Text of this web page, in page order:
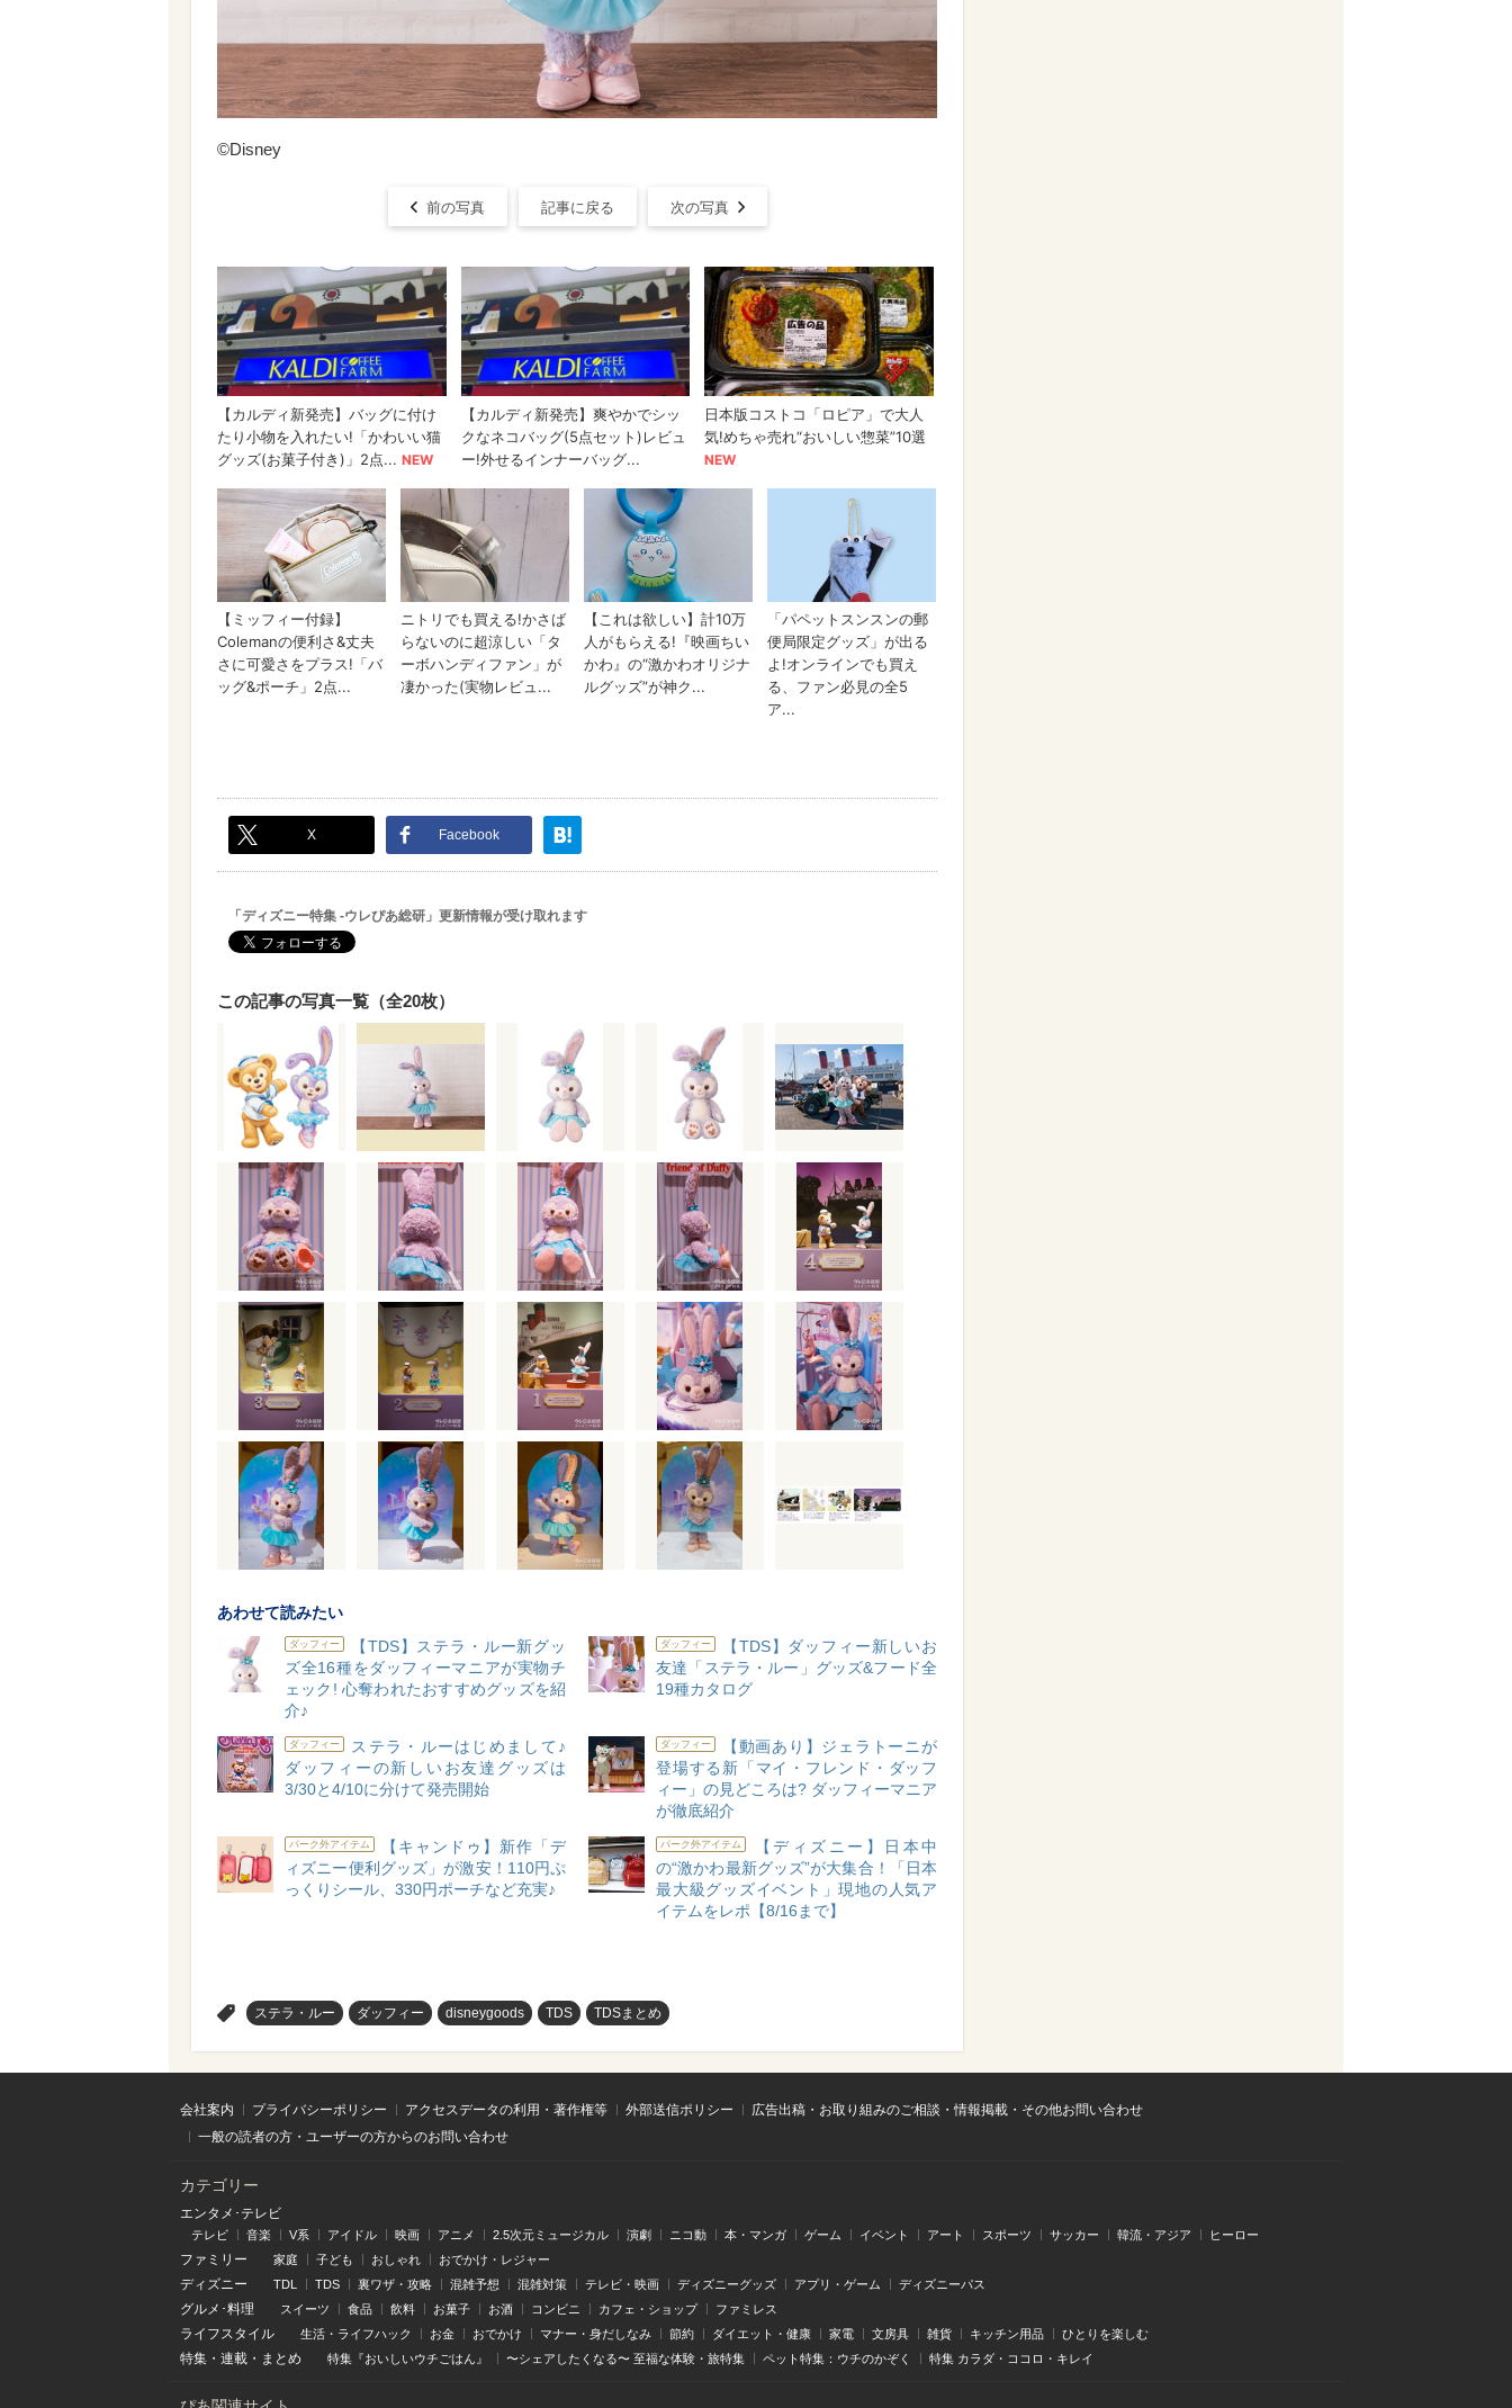
©Disney
前の写真 記事に戻る 次の写真
X Facebook
「ディズニー特集 -ウレぴあ総研」更新情報が受け取れます
この記事の写真一覧（全20枚）
あわせて読みたい
ダッフィー
【TDS】ステラ・ルー新グッ
ズ全16種をダッフィーマニアが実物チ
ェック! 心奪われたおすすめグッズを紹
介♪
ダッフィー
【TDS】ダッフィー新しいお
友達「ステラ・ルー」グッズ&フード全
19種カタログ
ダッフィー
ステラ・ルーはじめまして♪
ダッフィーの新しいお友達グッズは
3/30と4/10に分けて発売開始
ダッフィー
【動画あり】ジェラトーニが
登場する新「マイ・フレンド・ダッフ
ィー」の見どころは? ダッフィーマニア
が徹底紹介
パーク外アイテム
【キャンドゥ】新作「デ
ィズニー便利グッズ」が激安！110円ぷ
っくりシール、330円ポーチなど充実♪
パーク外アイテム
【ディズニー】日本中
の“激かわ最新グッズ”が大集合！「日本
最大級グッズイベント」現地の人気ア
イテムをレポ【8/16まで】
ステラ・ルー ダッフィー disneygoods TDS TDSまとめ
会社案内 プライバシーポリシー アクセスデータの利用・著作権等 外部送信ポリシー
広告出稿・お取り組みのご相談・情報掲載・その他お問い合わせ
一般の読者の方・ユーザーの方からのお問い合わせ
カテゴリー
エンタメ･テレビ
テレビ 音楽 V系 アイドル 映画 アニメ 2.5次元ミュージカル 演劇 ニコ動 本・マンガ ゲーム イベント アート スポーツ サッカー 韓流・アジア ヒーロー
ファミリー 家庭 子ども おしゃれ おでかけ・レジャー
ディズニー TDL TDS 裏ワザ・攻略 混雑予想 混雑対策 テレビ・映画 ディズニーグッズ アプリ・ゲーム ディズニーパス
グルメ･料理 スイーツ 食品 飲料 お菓子 お酒 コンビニ カフェ・ショップ ファミレス
ライフスタイル 生活・ライフハック お金 おでかけ マナー・身だしなみ 節約 ダイエット・健康 家電 文房具 雑貨 キッチン用品 ひとりを楽しむ
特集 ・ 連載 ・ まとめ 特集『おいしいウチごはん』 〜シェアしたくなる〜 至福な体験・旅特集 ペット特集：ウチのかぞく 特集 カラダ・ココロ・キレイ